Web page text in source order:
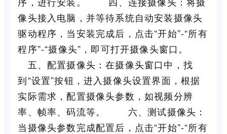
像头接入电脑，并等待系统自动安装摄像头
驱动程序，当安装完成后，点击“开始”-“所有
程序”-“摄像头”，即可打开摄像头窗口。
五、配置摄像头：在摄像头窗口中，找
到“设置”按钮，进入摄像头设置界面，根据
实际需求，配置摄像头参数，如视频分辨
率、帧率、码流等。 六、测试摄像头：
当摄像头参数完成配置后，点击“开始”-“所有